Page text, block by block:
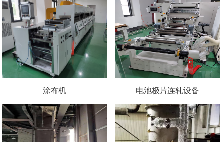
涂布机 电池极片连轧设备